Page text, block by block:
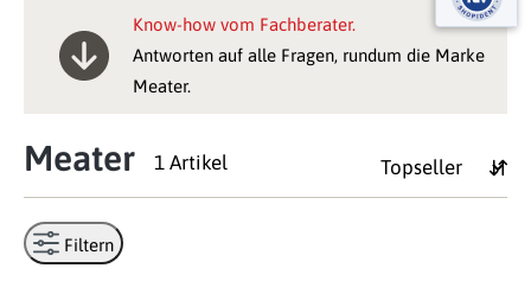
Know-how vom Fachberater.
Antworten auf alle Fragen, rundum die Marke
Meater.
Meater 1 Artikel
Filtern